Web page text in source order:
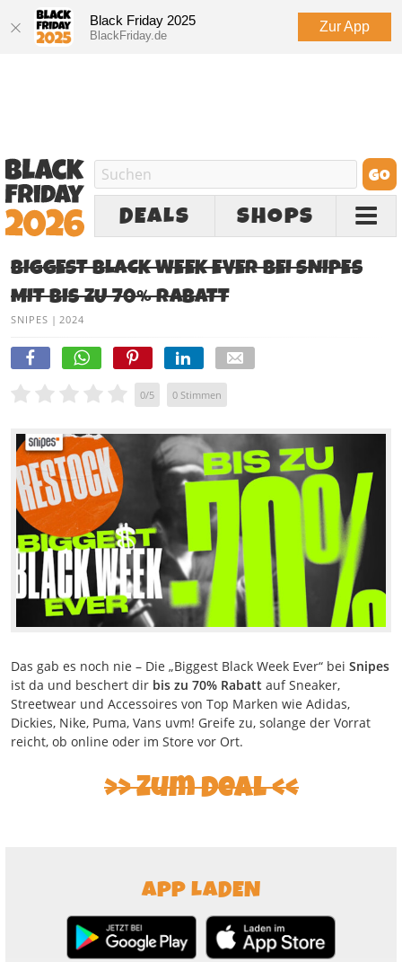
Black Friday 2025
BlackFriday.de
Zur App
DEALS SHOPS
BIGGEST BLACK WEEK EVER BEI SNIPES
MIT BIS ZU 70% RABATT
SNIPES | 2024
0/5 0 Stimmen
Das gab es noch nie – Die „Biggest Black Week Ever“ bei Snipes
ist da und beschert dir bis zu 70% Rabatt auf Sneaker,
Streetwear und Accessoires von Top Marken wie Adidas,
Dickies, Nike, Puma, Vans uvm! Greife zu, solange der Vorrat
reicht, ob online oder im Store vor Ort.
Zum Deal
APP LADEN